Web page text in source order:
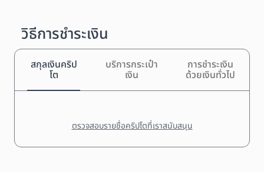
วิธีการชำระเงิน
สกุลเงินคริป
โต
บริการกระเป๋า
เงิน
การชำระเงิน
ด้วยเงินทั่วไป
ตรวจสอบรายชื่อคริปโตที่เราสนับสนุน